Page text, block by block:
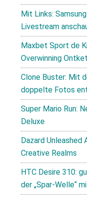
Mit Links:
Livestream
Maxbet Sport de
Overwinning
Clone Buster: Mit
doppelte Fotos
Super Mario Run:
Deluxe
Dazard Unleashed
Creative Realms
HTC Desire 310:
der „Spar-Welle“